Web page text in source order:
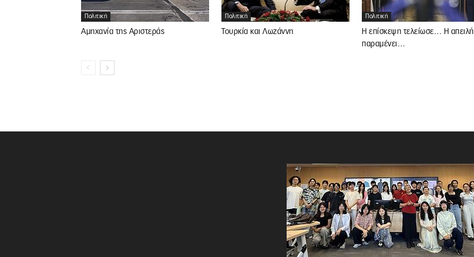
Πολιτική
Αμηχανία της Αριστεράς
Πολιτική
Τουρκία και Λωζάννη
Πολιτική
Η επίσκεψη τελείωσε… Η απειλή
παραμένει…